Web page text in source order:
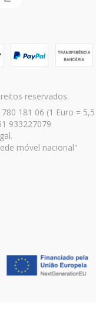
reservados.
181 06 (1 Euro = 5,5
933227079
móvel nacional"